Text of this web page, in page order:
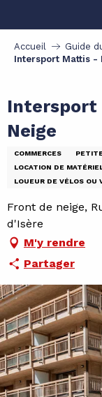
contenu
principal
Accueil
Guide
Intersport Mattis -
Intersport
Neige
COMMERCES
LOCATION DE
LOUEUR DE VÉLOS OU
Front de neige,
d'Isère
M'y rendre
Partager